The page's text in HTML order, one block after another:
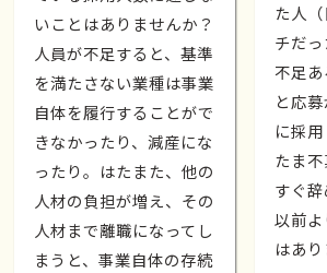
いことはありませんか？
人員が不足すると、基準
を満たさない業種は事業
自体を履行することがで
きなかったり、減産にな
ったり。はたまた、他の
人材の負担が増え、その
人材まで離職になってし
まうと、事業自体の存続
た人
チだ
不足
と応
に採
たま不
すぐ
以前
はあ